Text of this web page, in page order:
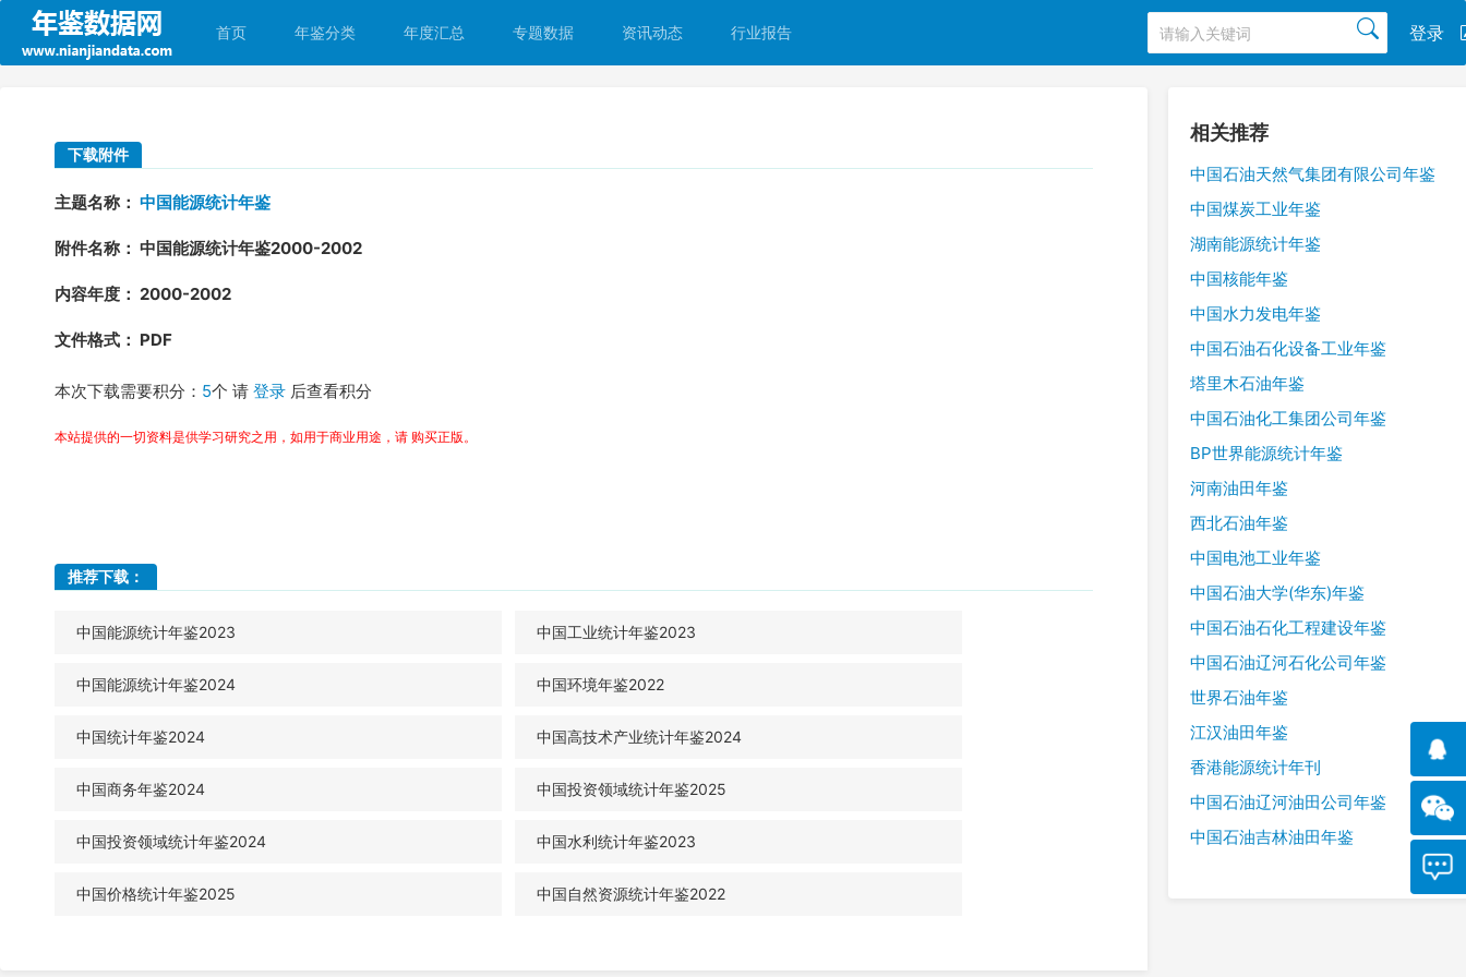
登录
首页 年鉴分类 年度汇总 专题数据 资讯动态 行业报告
下载附件
主题名称： 中国能源统计年鉴
附件名称： 中国能源统计年鉴2000-2002
内容年度： 2000-2002
文件格式： PDF
本次下载需要积分： 5个 请 登录 后查看积分
本站提供的一切资料是供学习研究之用，如用于商业用途，请 购买正版。
推荐下载：
中国能源统计年鉴2023 中国工业统计年鉴2023
中国能源统计年鉴2024 中国环境年鉴2022
中国统计年鉴2024 中国高技术产业统计年鉴2024
中国商务年鉴2024 中国投资领域统计年鉴2025
中国投资领域统计年鉴2024 中国水利统计年鉴2023
中国价格统计年鉴2025 中国自然资源统计年鉴2022
相关推荐
中国石油天然气集团有限公司年鉴
中国煤炭工业年鉴
湖南能源统计年鉴
中国核能年鉴
中国水力发电年鉴
中国石油石化设备工业年鉴
塔里木石油年鉴
中国石油化工集团公司年鉴
BP世界能源统计年鉴
河南油田年鉴
西北石油年鉴
中国电池工业年鉴
中国石油大学(华东)年鉴
中国石油石化工程建设年鉴
中国石油辽河石化公司年鉴
世界石油年鉴
江汉油田年鉴
香港能源统计年刊
中国石油辽河油田公司年鉴
中国石油吉林油田年鉴